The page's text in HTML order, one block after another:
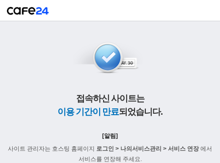
접속하신 사이트는
이용 기간이 만료되었습니다.
[알림]
사이트 관리자는 호스팅 홈페이지 로그인 > 나의서비스관리 > 서비스 연장에서
서비스를 연장해 주세요.